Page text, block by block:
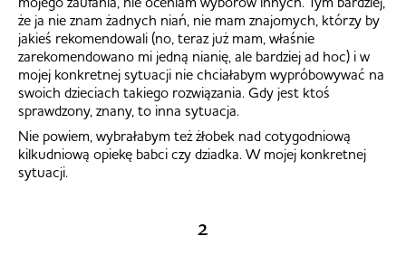
że ja nie znam żadnych niań, nie mam znajomych, którzy by
jakieś rekomendowali (no, teraz już mam, właśnie
zarekomendowano mi jedną nianię, ale bardziej ad hoc) i w
mojej konkretnej sytuacji nie chciałabym wypróbowywać na
swoich dzieciach takiego rozwiązania. Gdy jest ktoś
sprawdzony, znany, to inna sytuacja.
Nie powiem, wybrałabym też żłobek nad cotygodniową
kilkudniową opiekę babci czy dziadka. W mojej konkretnej
sytuacji.
2